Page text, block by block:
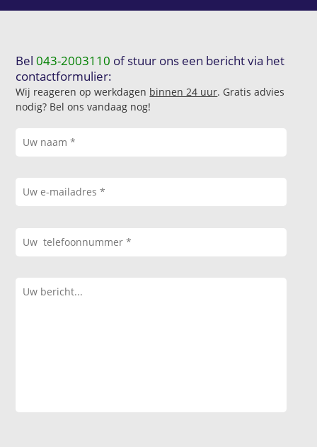
Bel043-2003110 of stuur ons een bericht via het
contactformulier:
Wij reageren op werkdagen binnen 24 uur. Gratis advies
nodig? Bel ons vandaag nog!